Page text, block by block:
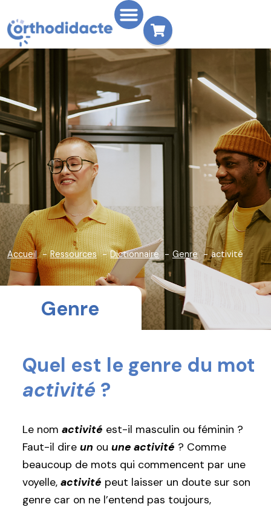
Accueil Ressources Dictionnaire Genre activité
Genre
Quel est le genre du mot
activité ?
Le nom activité est-il masculin ou féminin ?
Faut-il dire un ou une activité ? Comme
beaucoup de mots qui commencent par une
voyelle, activité peut laisser un doute sur son
genre car on ne l’entend pas toujours,